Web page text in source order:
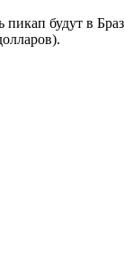
пикап будут в